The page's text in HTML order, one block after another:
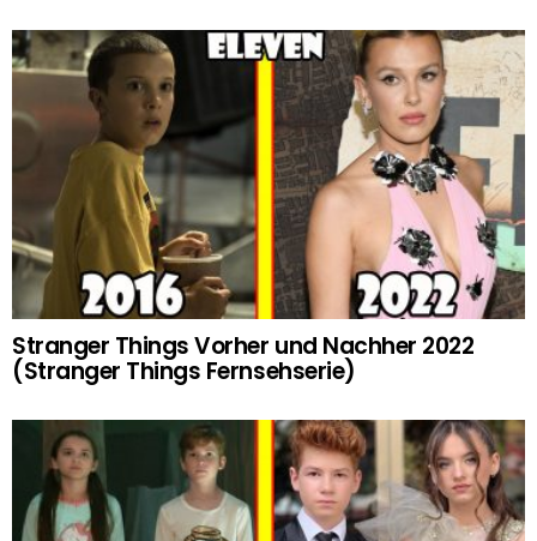
Stranger Things Vorher und Nachher 2022
(Stranger Things Fernsehserie)